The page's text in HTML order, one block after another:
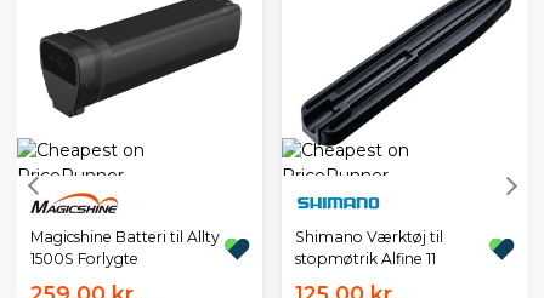
Magicshine Batteri til Allty
1500S Forlygte
Shimano Værktøj til
stopmøtrik Alfine 11